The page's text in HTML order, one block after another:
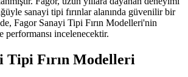
sanayi tipi fırınlar alanında güvenilir bir
Fagor Sanayi Tipi Fırın Modelleri'nin
incelenecektir.
Tipi Fırın Modelleri